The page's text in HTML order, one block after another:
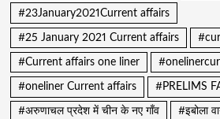
#23January2021Current affairs
#25 January 2021 Current affairs
#Current affairs one liner
#oneliner Current affairs #PRELIMS
#अरुणाचल प्रदेश में चीन के नए गाँव #इबोला